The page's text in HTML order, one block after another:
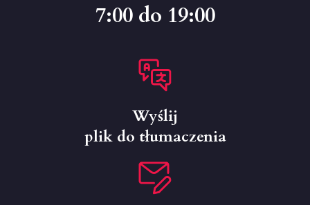
7:00 do 19:00
Wyślij
plik do tłumaczenia